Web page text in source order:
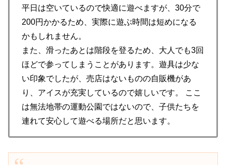
平日は空いているので快適に遊べますが、30分で
200円かかるため、実際に遊ぶ時間は短めになる
かもしれません。
また、滑ったあとは階段を登るため、大人でも3回
ほどで参ってしまうことがあります。遊具は少な
い印象でしたが、売店はないものの自販機があ
り、アイスが充実しているので嬉しいです。 ここ
は無法地帯の運動公園ではないので、子供たちを
連れて安心して遊べる場所だと思います。